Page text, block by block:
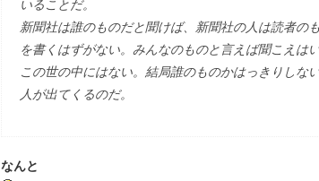
いることだ。
新聞社は誰のものだと聞けば、新聞社の人は読者の
を書くはずがない。みんなのものと言えば聞こえは
この世の中にはない。結局誰のものかはっきりしな
人が出てくるのだ。
なんと